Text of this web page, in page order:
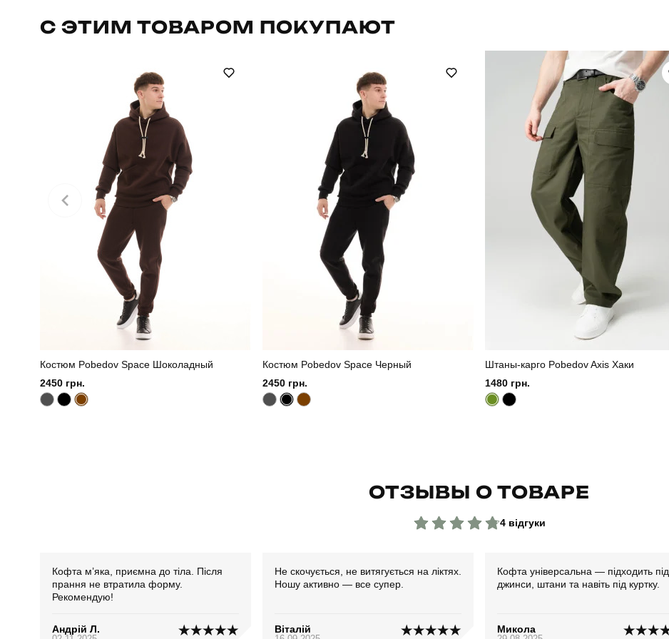
Стиль
80% бавовна, 15% поліестер, 5% еластан Країна - виробник
С ЭТИМ ТОВАРОМ ПОКУПАЮТ
Костюм Pobedov Space Шоколадный
2450 грн.
Костюм Pobedov Space Черный
2450 грн.
Штаны-карго Pobedov Axis Хаки
1480 грн.
ОТЗЫВЫ О ТОВАРЕ
4 відгуки
Кофта м’яка, приємна до тіла. Після
прання не втратила форму.
Рекомендую!
Андрій Л.
Не скочується, не витягується на ліктях.
Ношу активно — все супер.
Віталій
Кофта універсальна — підходить під
джинси, штани та навіть під куртку.
Микола